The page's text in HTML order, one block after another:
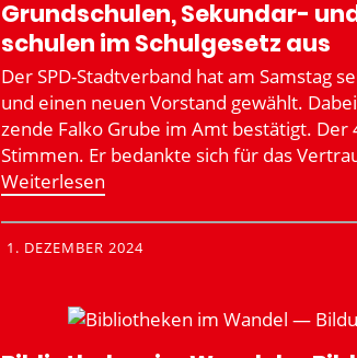
Grund­schulen, Sekundar-
schulen im Schul­gesetz aus
Der SPD-Stadt­­­verband hat am Samstag
und einen neuen Vorstand gewählt.
zende Falko Grube im Amt bestätigt.
Stimmen. Er bedankte sich für das
Weiter­lesen
1. DEZEMBER 2024